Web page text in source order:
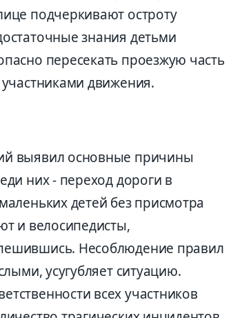
подчеркивают остроту
знания детьми
пересекать проезжую часть
движения.
выявил основные причины
них - переход дороги в
детей без присмотра
и велосипедисты,
Несоблюдение правил
усугубляет ситуацию.
всех участников